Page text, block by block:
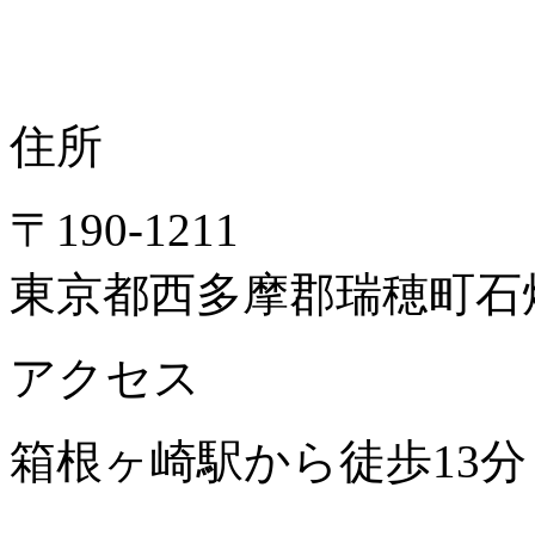
住所
〒190-1211
東京都西多摩郡瑞穂町石
アクセス
箱根ヶ崎駅から徒歩13分